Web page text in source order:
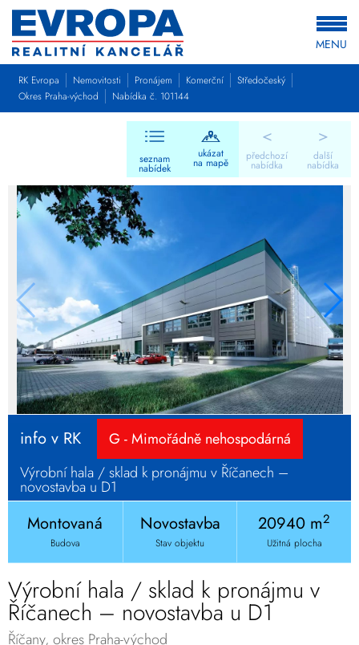
MENU
RK Evropa Nemovitosti Pronájem Komerční
Středočeský
Okres Praha-východ
Nabídka č. 101144
<
předchozí
nabídka
seznam
nabídek
ukázat
na mapě
>
další
nabídka
info v RK
G - Mimořádně nehospodárná
Výrobní hala / sklad k pronájmu v Říčanech –
novostavba u D1
Montovaná
Budova
Novostavba
Stav objektu
20940 m2
Užitná plocha
Výrobní hala / sklad k pronájmu v
Říčanech – novostavba u D1
Říčany, okres Praha-východ